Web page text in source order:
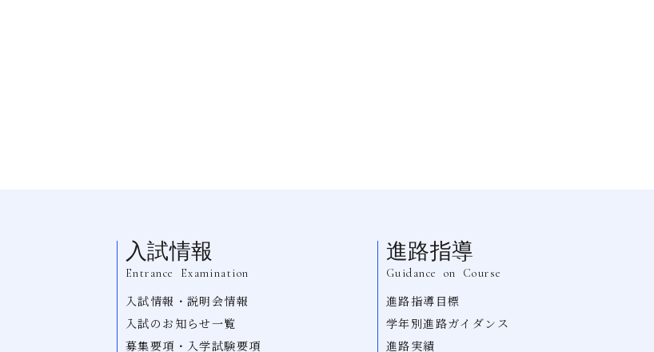
入試情報
Entrance Examination
入試情報・説明会情報
入試のお知らせ一覧
募集要項・入学試験要項
進路指導
Guidance on Course
進路指導目標
学年別進路ガイダンス
進路実績